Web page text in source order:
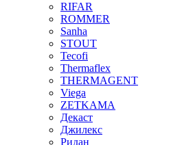
RIFAR
ROMMER
Sanha
STOUT
Tecofi
Thermaflex
THERMAGENT
Viega
ZETKAMA
Декаст
Джилекс
Ридан